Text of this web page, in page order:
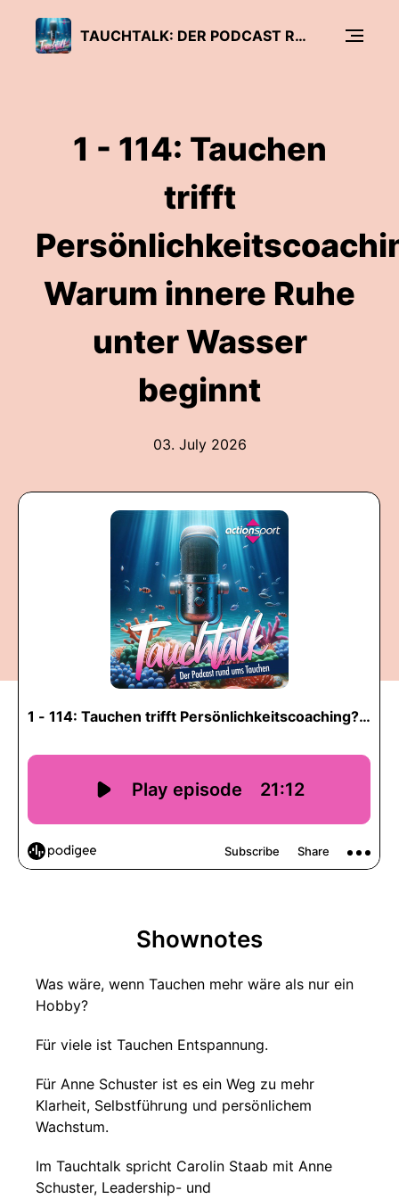
TAUCHTALK: DER PODCAST RUND UMS TAUCHEN
1 - 114: Tauchen
trifft
Warum innere Ruhe
unter Wasser
beginnt
03. July 2026
Shownotes
Was wäre, wenn Tauchen mehr wäre als nur ein
Hobby?
Für viele ist Tauchen Entspannung.
Für Anne Schuster ist es ein Weg zu mehr
Klarheit, Selbstführung und persönlichem
Wachstum.
Im Tauchtalk spricht Carolin Staab mit Anne
Schuster, Leadership- und